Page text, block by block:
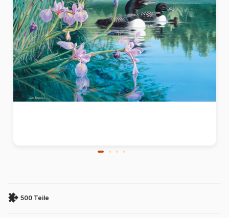
500 Teile